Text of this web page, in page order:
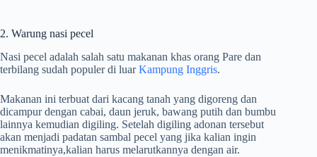
2. Warung nasi pecel
Nasi pecel adalah salah satu makanan khas orang Pare dan
terbilang sudah populer di luarKampung Inggris.
Makanan ini terbuat dari kacang tanah yang digoreng dan
dicampur dengan cabai, daun jeruk, bawang putih dan bumbu
lainnya kemudian digiling. Setelah digiling adonan tersebut
akan menjadi padatan sambal pecel yang jika kalian ingin
menikmatinya,kalian harus melarutkannya dengan air.